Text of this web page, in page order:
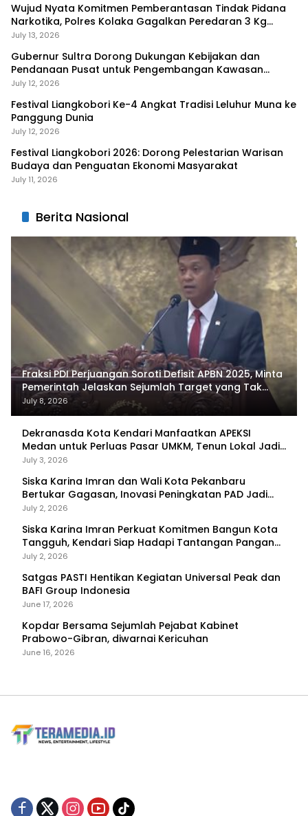
Wujud Nyata Komitmen Pemberantasan Tindak Pidana
Narkotika, Polres Kolaka Gagalkan Peredaran 3 Kg
Sabu-Sabu
July 13, 2026
Gubernur Sultra Dorong Dukungan Kebijakan dan
Pendanaan Pusat untuk Pengembangan Kawasan
Liangkobhori
July 12, 2026
Festival Liangkobori Ke-4 Angkat Tradisi Leluhur Muna ke
Panggung Dunia
July 12, 2026
Festival Liangkobori 2026: Dorong Pelestarian Warisan
Budaya dan Penguatan Ekonomi Masyarakat
July 11, 2026
Berita Nasional
Fraksi PDI Perjuangan Soroti Defisit APBN 2025, Minta
Pemerintah Jelaskan Sejumlah Target yang Tak
Tercapai
July 8, 2026
Dekranasda Kota Kendari Manfaatkan APEKSI
Medan untuk Perluas Pasar UMKM, Tenun Lokal Jadi
Primadona
July 3, 2026
Siska Karina Imran dan Wali Kota Pekanbaru
Bertukar Gagasan, Inovasi Peningkatan PAD Jadi
Fokus Diskusi
July 2, 2026
Siska Karina Imran Perkuat Komitmen Bangun Kota
Tangguh, Kendari Siap Hadapi Tantangan Pangan
dan Bencana
July 2, 2026
Satgas PASTI Hentikan Kegiatan Universal Peak dan
BAFI Group Indonesia
June 17, 2026
Kopdar Bersama Sejumlah Pejabat Kabinet
Prabowo-Gibran, diwarnai Kericuhan
June 16, 2026